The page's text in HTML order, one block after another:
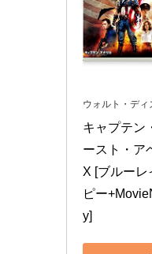
ウォルト・デ
キャプテン
ースト・ア
X [ブルーレ
ピー
y]